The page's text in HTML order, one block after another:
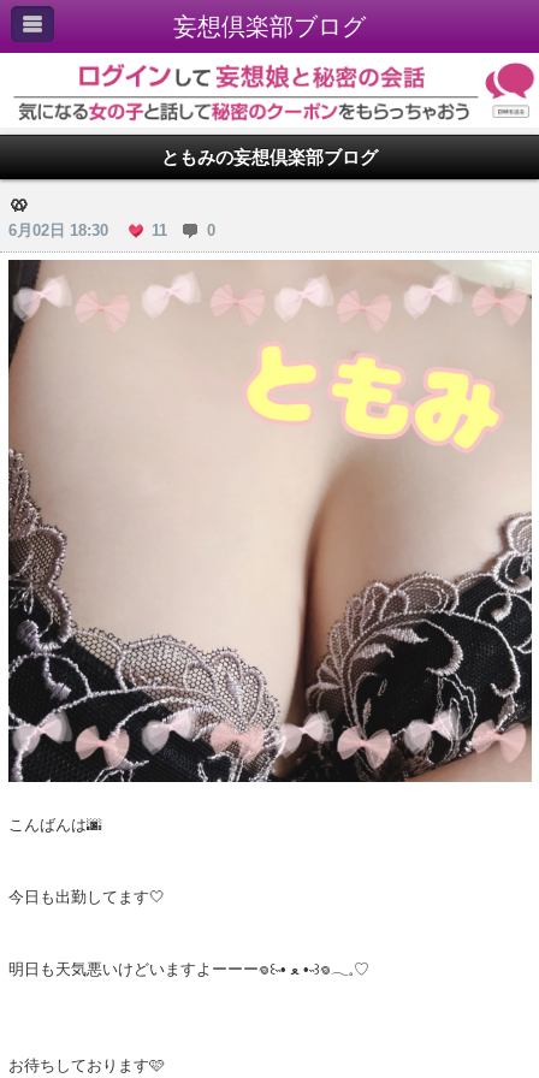
妄想倶楽部ブログ
ともみの妄想倶楽部ブログ
🥨
6月02日 18:30 11 0
こんばんは🌆
今日も出勤してます🤍
明日も天気悪いけどいますよーーー𖦹‎꒰˵• ﻌ •˵꒱‎𖦹‎𓂃𓈒♡‪
お待ちしております🩷